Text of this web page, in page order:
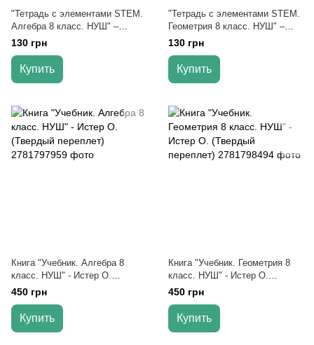
"Тетрадь с элементами STEM.
Алгебра 8 класс. НУШ" –
Гаращенко А.
130 грн
Купить
"Тетрадь с элементами STEM.
Геометрия 8 класс. НУШ" –
Гаращенко А.
130 грн
Купить
Книга "Учебник. Алгебра 8
класс. НУШ" - Истер О.
(Твердый переплет)
450 грн
Купить
Книга "Учебник. Геометрия 8
класс. НУШ" - Истер О.
(Твердый переплет)
450 грн
Купить